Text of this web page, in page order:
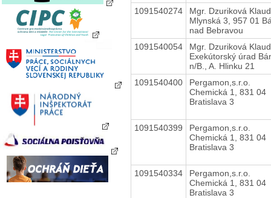
1091540274
Mgr. Dzuriková
Mlynská 3, 957 01
nad Bebravou
1091540054
Mgr. Dzuriková
Exekútorský úrad
n/B., A. Hlinku 21
1091540400
Pergamon,s.r.o.
Chemická 1, 831 04
Bratislava 3
1091540399
Pergamon,s.r.o.
Chemická 1, 831 04
Bratislava 3
1091540334
Pergamon,s.r.o.
Chemická 1, 831 04
Bratislava 3